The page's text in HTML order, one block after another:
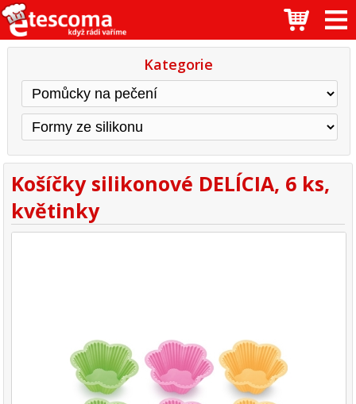
Kategorie
Košíčky silikonové DELÍCIA, 6 ks,
květinky